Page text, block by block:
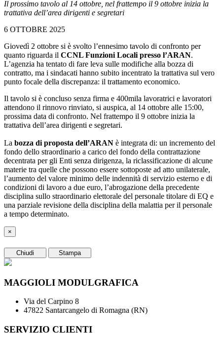
Il prossimo tavolo al 14 ottobre, nel frattempo il 9 ottobre inizia la
trattativa dell’area dirigenti e segretari
6 OTTOBRE 2025
Giovedì 2 ottobre si è svolto l’ennesimo tavolo di confronto per
quanto riguarda il CCNL Funzioni Locali presso l’ARAN.
L’agenzia ha tentato di fare leva sulle modifiche alla bozza di
contratto, ma i sindacati hanno subito incentrato la trattativa sul vero
punto focale della discrepanza: il trattamento economico.
Il tavolo si è concluso senza firma e 400mila lavoratrici e lavoratori
attendono il rinnovo rinviato, si auspica, al 14 ottobre alle 15:00,
prossima data di confronto. Nel frattempo il 9 ottobre inizia la
trattativa dell’area dirigenti e segretari.
La bozza di proposta dell’ARAN è integrata di: un incremento del
fondo dello straordinario a carico del fondo della contrattazione
decentrata per gli Enti senza dirigenza, la riclassificazione di alcune
materie tra quelle che possono essere sottoposte ad atto unilaterale,
l’aumento del valore minimo delle indennità di servizio esterno e di
condizioni di lavoro a due euro, l’abrogazione della precedente
disciplina sullo straordinario elettorale del personale titolare di EQ e
una parziale revisione della disciplina della malattia per il personale
a tempo determinato.
×
Chiudi Stampa
MAGGIOLI MODULGRAFICA
Via del Carpino 8
47822 Santarcangelo di Romagna (RN)
SERVIZIO CLIENTI